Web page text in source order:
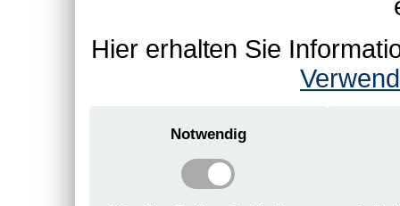
Hier erhalten Sie
Notwendig